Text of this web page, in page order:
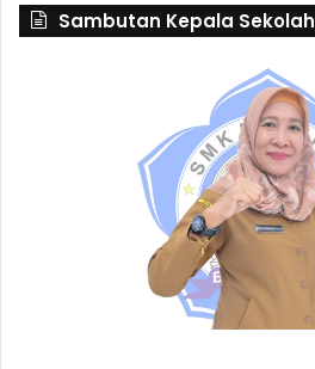
Sambutan Kepala Sekolah